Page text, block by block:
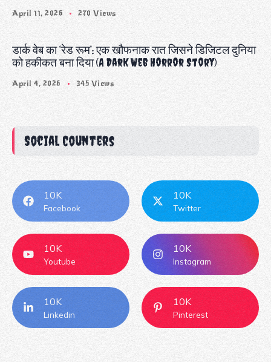
April 11, 2026 270 Views
डार्क वेब का ‘रेड रूम’: एक खौफनाक रात जिसने डिजिटल दुनिया
को हकीकत बना दिया (A Dark Web Horror Story)
April 4, 2026 345 Views
Social Counters
10K
Facebook
10K
Twitter
10K
Youtube
10K
Instagram
10K
Linkedin
10K
Pinterest